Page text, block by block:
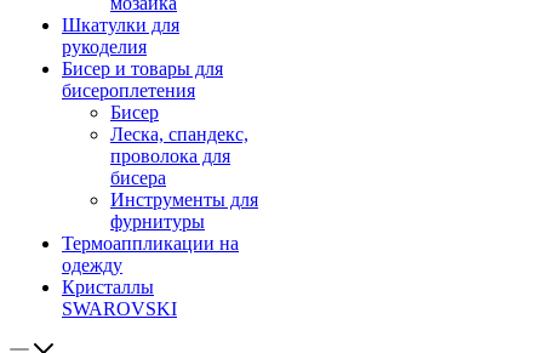
Шкатулки для
рукоделия
Бисер и товары для
бисероплетения
Бисер
Леска, спандекс,
проволока для
бисера
Инструменты для
фурнитуры
Термоаппликации на
одежду
Кристаллы
SWAROVSKI